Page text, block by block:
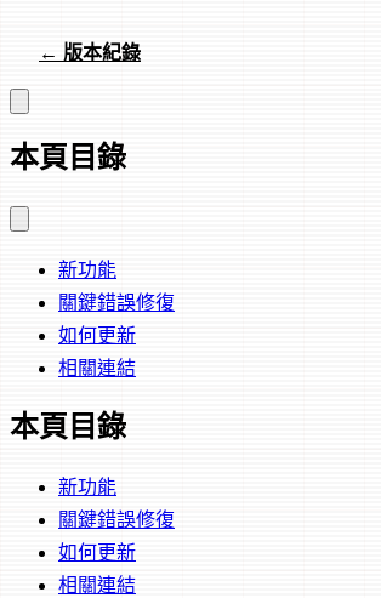
← 版本紀錄
本頁目錄
新功能
關鍵錯誤修復
如何更新
相關連結
本頁目錄
新功能
關鍵錯誤修復
如何更新
相關連結